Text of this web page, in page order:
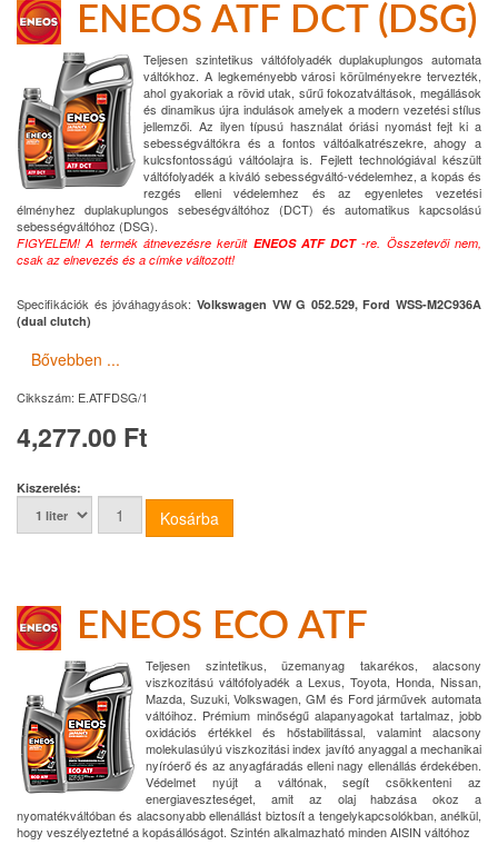
ENEOS ATF DCT (DSG)
Teljesen szintetikus váltófolyadék duplakuplungos automata
váltókhoz. A legkeményebb városi körülményekre tervezték,
ahol gyakoriak a rövid utak, sűrű fokozatváltások, megállások
és dinamikus újra indulások amelyek a modern vezetési stílus
jellemzői. Az ilyen típusú használat óriási nyomást fejt ki a
sebességváltókra és a fontos váltóalkatrészekre, ahogy a
kulcsfontosságú váltóolajra is. Fejlett technológiával készült
váltófolyadék a kiváló sebességváltó-védelemhez, a kopás és
rezgés elleni védelemhez és az egyenletes vezetési
élményhez duplakuplungos sebeségváltóhoz (DCT) és automatikus kapcsolású
sebességváltóhoz (DSG).
FIGYELEM! A termék átnevezésre került ENEOS ATF DCT-re. Összetevői nem,
csak az elnevezés és a címke változott!
Specifikációk és jóváhagyások: Volkswagen VW G 052.529, Ford WSS-M2C936A
(dual clutch)
Bővebben ...
Cikkszám: E.ATFDSG/1
4,277.00 Ft
Kiszerelés:
ENEOS ECO ATF
Teljesen szintetikus, üzemanyag takarékos, alacsony
viszkozitású váltófolyadék a Lexus, Toyota, Honda, Nissan,
Mazda, Suzuki, Volkswagen, GM és Ford járművek automata
váltóihoz. Prémium minőségű alapanyagokat tartalmaz, jobb
oxidációs értékkel és hőstabilitással, valamint alacsony
molekulasúlyú viszkozitási index javító anyaggal a mechanikai
nyíróerő és az anyagfáradás elleni nagy ellenállás érdekében.
Védelmet nyújt a váltónak, segít csökkenteni az
energiaveszteséget, amit az olaj habzása okoz a
nyomatékváltóban és alacsonyabb ellenállást biztosít a tengelykapcsolókban, anélkül,
hogy veszélyeztetné a kopásállóságot. Szintén alkalmazható minden AISIN váltóhoz